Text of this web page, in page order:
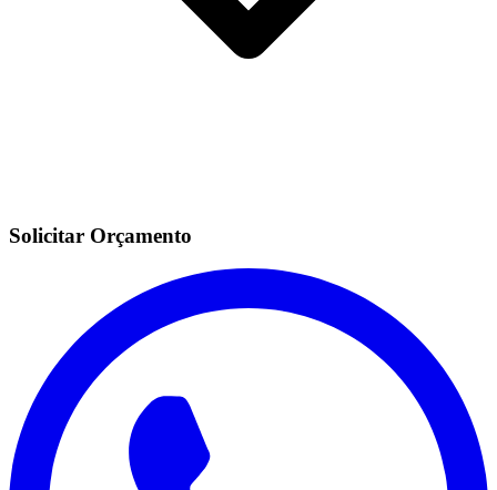
Solicitar Orçamento